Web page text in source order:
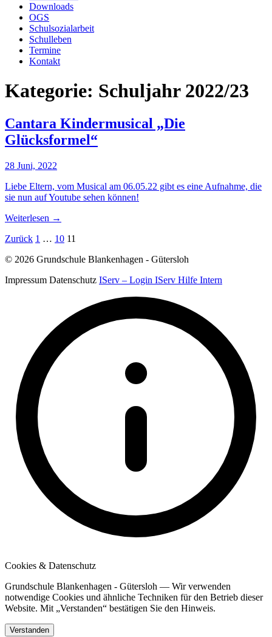
Downloads
OGS
Schulsozialarbeit
Schulleben
Termine
Kontakt
Kategorie: Schuljahr 2022/23
Cantara Kindermusical „Die
Glücksformel“
28 Juni, 2022
Liebe Eltern, vom Musical am 06.05.22 gibt es eine Aufnahme, die
sie nun auf Youtube sehen können!
Weiterlesen →
Seitennummerierung
der
Beiträge
Zurück 1 … 10 11
© 2026 Grundschule Blankenhagen - Gütersloh
Impressum Datenschutz IServ – Login IServ Hilfe Intern
Cookies & Datenschutz
Grundschule Blankenhagen - Gütersloh — Wir verwenden
notwendige Cookies und ähnliche Techniken für den Betrieb dieser
Website. Mit „Verstanden“ bestätigen Sie den Hinweis.
Verstanden